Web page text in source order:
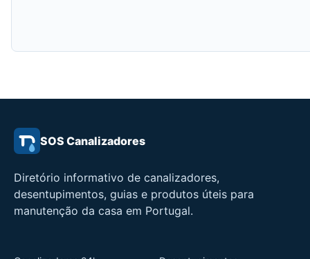
SOS Canalizadores
Diretório informativo de canalizadores,
desentupimentos, guias e produtos úteis para
manutenção da casa em Portugal.